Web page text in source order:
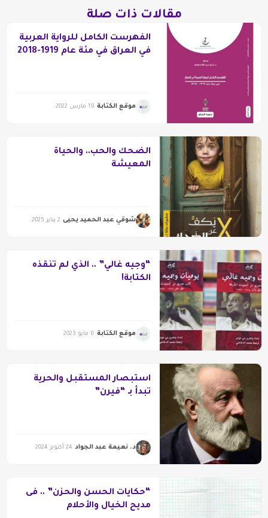
مقالات ذات صلة
الفهرست الكامل للرواية العربية
في العراق في مئة عام 1919-2018
موقع الكتابة 19 مارس 2022
الضحك والحب.. والحياة
المعيشة
شوقي عبد الحميد يحيى 2 يناير 2025
“وجيه غالي” .. الذي لم تنقذه
الكتابة!
موقع الكتابة 6 مايو 2023
استبصار المستقبل والحرية
تبدأ بـ “فيرن”
د. نعيمة عبد الجواد 24 أكتوبر 2024
“حكايات الحسن والحزن” .. فى
مديح الخيال والأحلام